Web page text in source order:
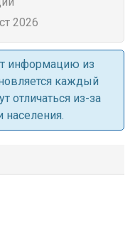
2026
информацию из
каждый
отличаться из-за
населения.